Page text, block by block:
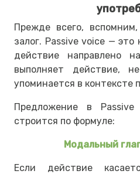
Прежде всего,
залог. Passive voice — это
действие направлено
выполняет действие,
упоминается в контексте
Предложение в
строится по формуле:
Модальный
Если действие